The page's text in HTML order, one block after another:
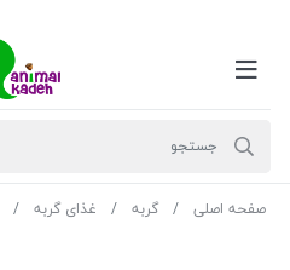
صفحه اصلی گربه غذای گربه